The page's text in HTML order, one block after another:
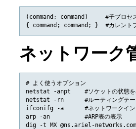
(command; command)     #子プロセス
ネットワーク
# よく使うオプション
netstat -anpt    #ソケットの状態を
netstat -rn      #ルーティングテー
ifconifg -a      #ネットワークインタ
arp -an          #ARP表の表示